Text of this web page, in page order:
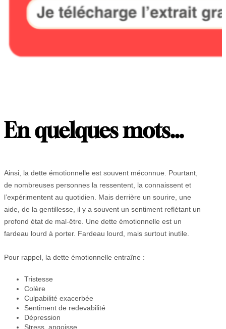
En quelques mots…
Ainsi, la dette émotionnelle est souvent méconnue. Pourtant,
de nombreuses personnes la ressentent, la connaissent et
l’expérimentent au quotidien. Mais derrière un sourire, une
aide, de la gentillesse, il y a souvent un sentiment reflétant un
profond état de mal-être. Une dette émotionnelle est un
fardeau lourd à porter. Fardeau lourd, mais surtout inutile.
Pour rappel, la dette émotionnelle entraîne :
Tristesse
Colère
Culpabilité exacerbée
Sentiment de redevabilité
Dépression
Stress, angoisse